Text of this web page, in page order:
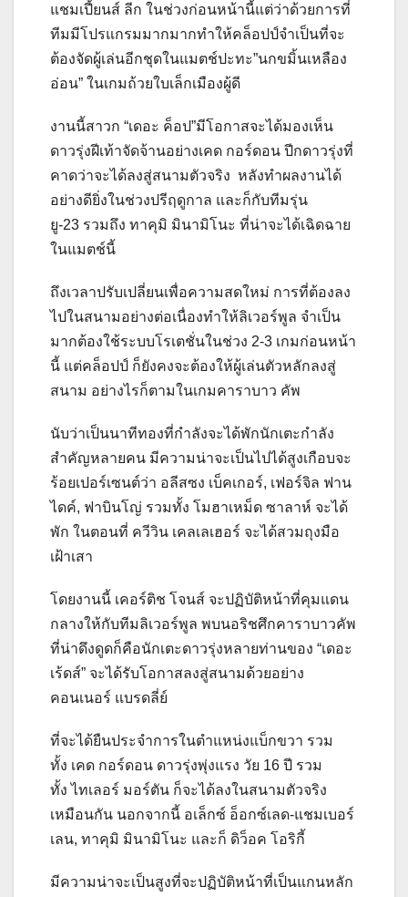
แชมเปี้ยนส์ ลีก ในช่วงก่อนหน้านี้แต่ว่าด้วยการที่
ทีมมีโปรแกรมมากมากทำให้คล็อปป์จำเป็นที่จะ
ต้องจัดผู้เล่นอีกชุดในแมตช์ปะทะ”นกขมิ้นเหลือง
อ่อน” ในเกมถ้วยใบเล็กเมืองผู้ดี
งานนี้สาวก “เดอะ ค็อป”มีโอกาสจะได้มองเห็น
ดาวรุ่งฝีเท้าจัดจ้านอย่างเคด กอร์ดอน ปีกดาวรุ่งที่
คาดว่าจะได้ลงสู่สนามตัวจริง หลังทำผลงานได้
อย่างดียิ่งในช่วงปรีฤดูกาล และก็กับทีมรุ่น
ยู-23 รวมถึง ทาคุมิ มินามิโนะ ที่น่าจะได้เฉิดฉาย
ในแมตช์นี้
ถึงเวลาปรับเปลี่ยนเพื่อความสดใหม่ การที่ต้องลง
ไปในสนามอย่างต่อเนื่องทำให้ลิเวอร์พูล จำเป็น
มากต้องใช้ระบบโรเตชั่นในช่วง 2-3 เกมก่อนหน้า
นี้ แต่คล็อปป์ ก็ยังคงจะต้องให้ผู้เล่นตัวหลักลงสู่
สนาม อย่างไรก็ตามในเกมคาราบาว คัพ
นับว่าเป็นนาทีทองที่กำลังจะได้พักนักเตะกำลัง
สำคัญหลายคน มีความน่าจะเป็นไปได้สูงเกือบจะ
ร้อยเปอร์เซนต์ว่า อลีสซง เบ็คเกอร์, เฟอร์จิล ฟาน
ไดค์, ฟาบินโญ่ รวมทั้ง โมฮาเหม็ด ซาลาห์ จะได้
พัก ในตอนที่ ควีวิน เคลเลเฮอร์ จะได้สวมถุงมือ
เฝ้าเสา
โดยงานนี้ เคอร์ติช โจนส์ จะปฏิบัติหน้าที่คุมแดน
กลางให้กับทีมลิเวอร์พูล พบนอริชศึกคาราบาวคัพ
ที่น่าดึงดูดก็คือนักเตะดาวรุ่งหลายท่านของ “เดอะ
เร้ดส์” จะได้รับโอกาสลงสู่สนามด้วยอย่าง
คอนเนอร์ แบรดลี่ย์
ที่จะได้ยืนประจำการในตำแหน่งแบ็กขวา รวม
ทั้ง เคด กอร์ดอน ดาวรุ่งพุ่งแรง วัย 16 ปี รวม
ทั้ง ไทเลอร์ มอร์ตัน ก็จะได้ลงในสนามตัวจริง
เหมือนกัน นอกจากนี้ อเล็กซ์ อ็อกซ์เลด-แชมเบอร์
เลน, ทาคุมิ มินามิโนะ และก็ ดิว็อค โอริกี้
มีความน่าจะเป็นสูงที่จะปฏิบัติหน้าที่เป็นแกนหลัก